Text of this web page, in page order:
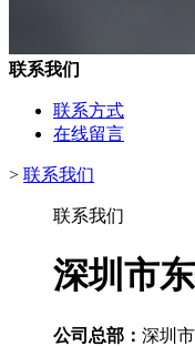
联系我们
联系方式
在线留言
> 联系我们
联系我们
深圳市
公司总部： 深圳